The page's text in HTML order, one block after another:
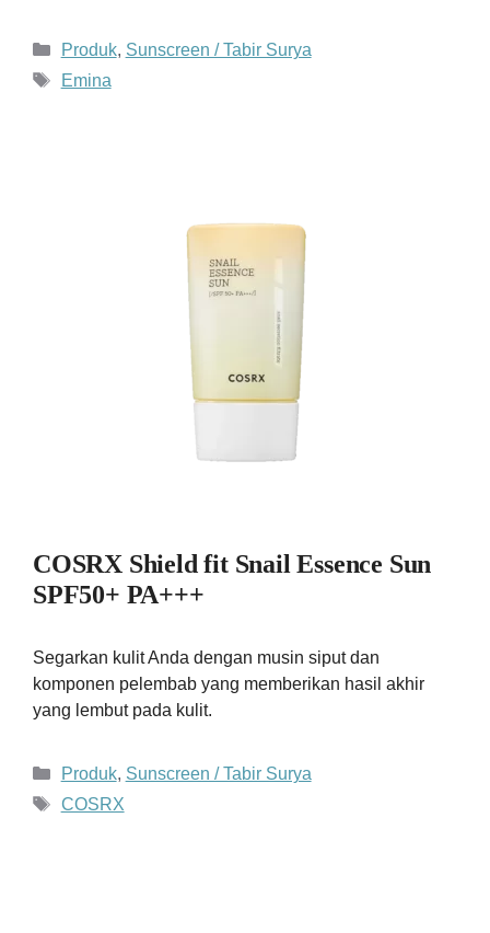
Kategori
Produk, Sunscreen / Tabir Surya
Tag
Emina
COSRX Shield fit Snail Essence Sun
SPF50+ PA+++
Segarkan kulit Anda dengan musin siput dan
komponen pelembab yang memberikan hasil akhir
yang lembut pada kulit.
Kategori
Produk, Sunscreen / Tabir Surya
Tag
COSRX